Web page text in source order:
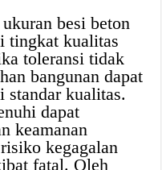
besi beton
tingkat kualitas
toleransi tidak
bangunan dapat
standar kualitas.
dapat
keamanan
kegagalan
fatal. Oleh